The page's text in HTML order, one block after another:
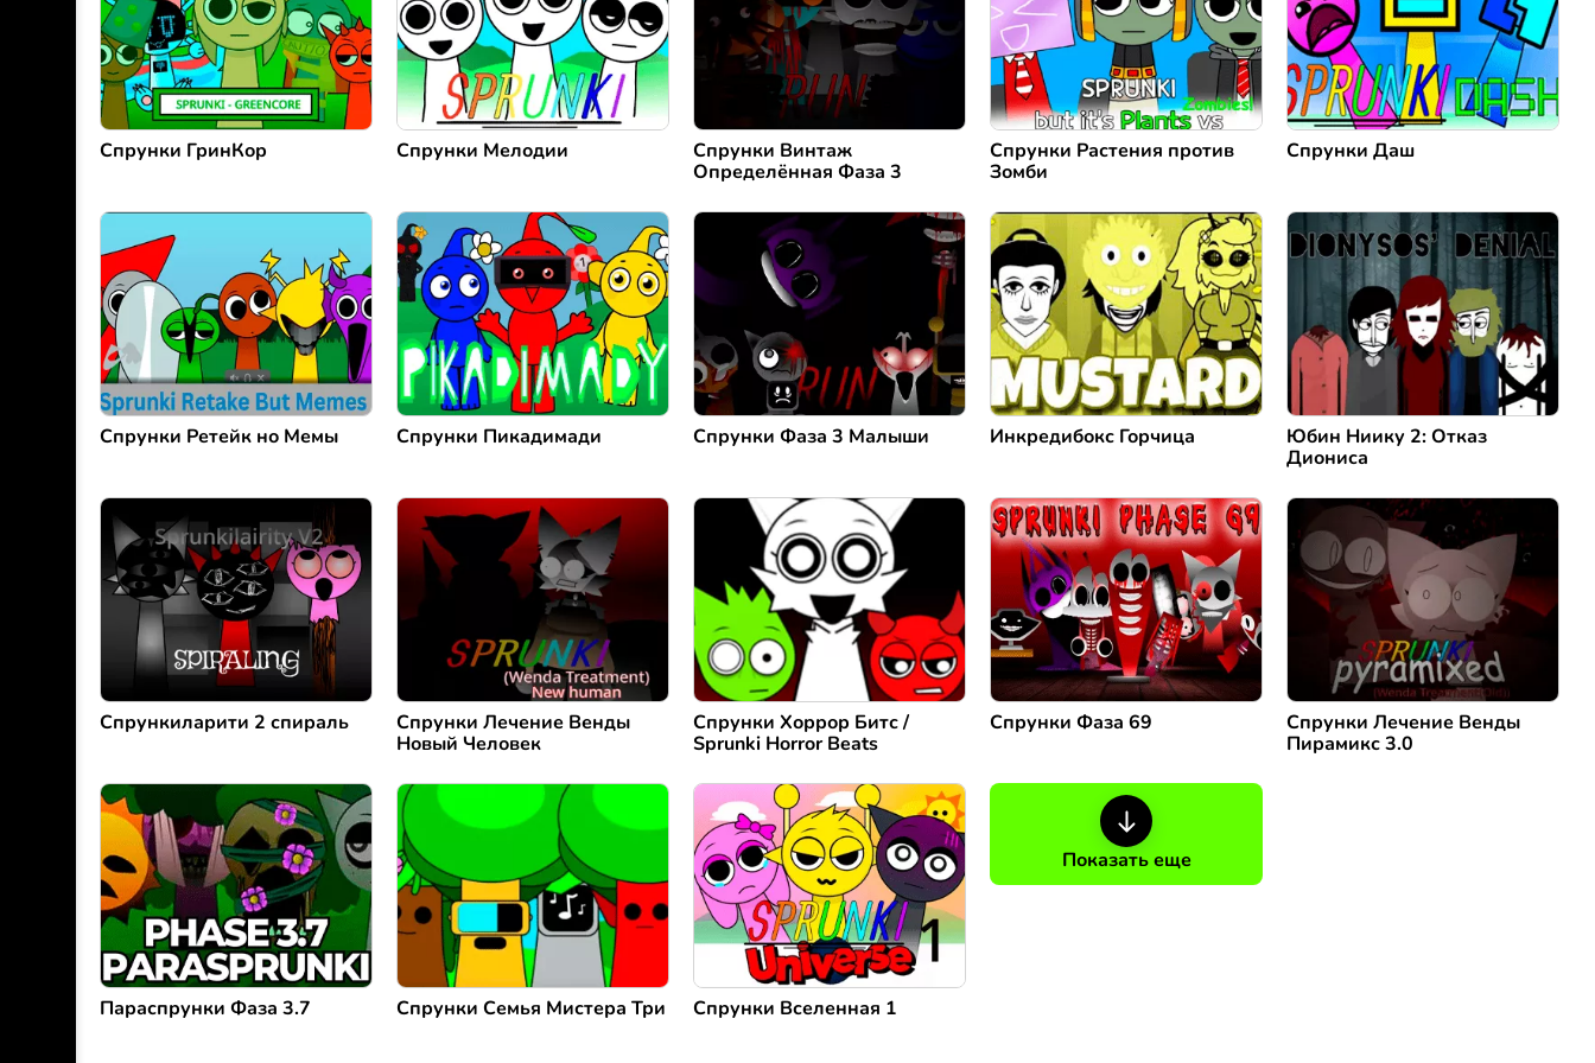
Спрунки ГринКор Спрунки Мелодии
Спрунки Винтаж
Определённая Фаза 3
Спрунки Растения против
Зомби
Спрунки Даш
Спрунки Ретейк но Мемы Спрунки Пикадимади Спрунки Фаза 3 Малыши Инкредибокс Горчица
Юбин Ниику 2: Отказ
Диониса
Спрункиларити 2 спираль
Спрунки Лечение Венды
Новый Человек
Спрунки Хоррор Битс /
Sprunki Horror Beats
Спрунки Фаза 69
Спрунки Лечение Венды
Пирамикс 3.0
Параспрунки Фаза 3.7 Спрунки Семья Мистера Три Спрунки Вселенная 1
Показать еще